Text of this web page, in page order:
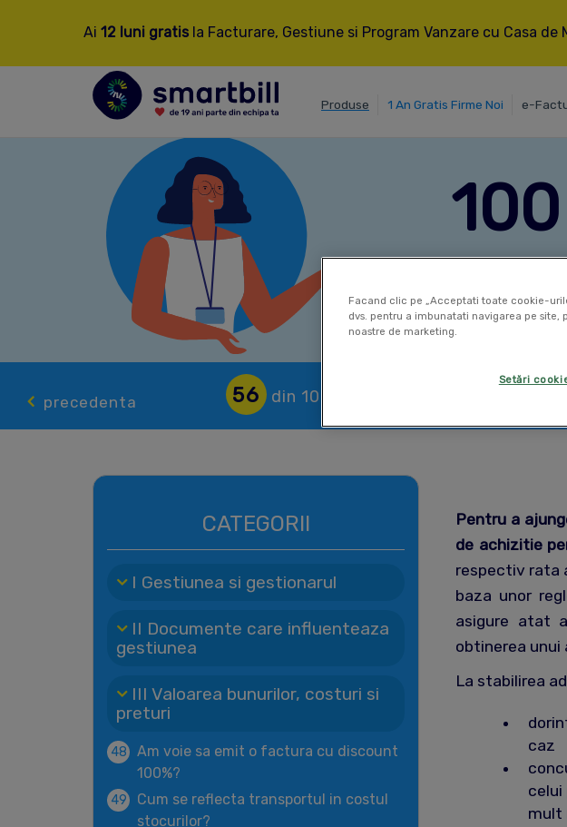
Ai12 luni gratis la Facturare, Gestiune si Program Vanzare cu Casa
Produse 1 An Gratis Firme Noi e-
100
precedenta 56 din 100 Cum
CATEGORII
I Gestiunea si gestionarul
II Documente care influenteaza
gestiunea
III Valoarea bunurilor, costuri si
preturi
48
Am voie sa emit o factura cu discount
100%?
49
Cum se reflecta transportul in costul
stocurilor?
Pentru a
de achizitie
respectiv rata
baza unor
asigure atat
obtinerea
La stabilirea
caz
celui
mult
Facand clic pe „Acceptati toate cookie-
dvs. pentru a imbunatati navigarea pe
noastre de marketing.
Setări